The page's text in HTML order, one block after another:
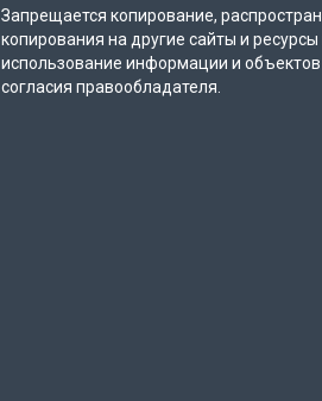
Запрещается копирование,
копирования на другие сайты и
использование информации и
согласия правообладателя.